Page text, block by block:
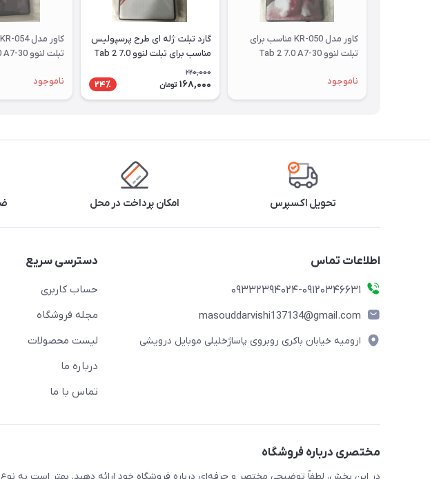
کاور مدل KR-050 مناسب برای
تبلت لنوو Tab 2 7.0 A7-30
ناموجود
گارد تبلت ژله ای طرح پرسپولیس
مناسب برای تبلت لنوو Tab 2 7.0
A7-30
220,000
168,000 تومان 24٪
تبلت لنوو Tab 2 7.0 A7-30
ناموجود
تحویل اکسپرس امکان پرداخت در محل
اطلاعات تماس
09332394024-09120346631
masouddarvishi137134@gmail.com
ارومیه خیابان باکری روبروی پاساژخلیلی موبایل درویشی
دسترسی سریع
حساب کاربری
مجله فروشگاه
لیست محصولات
درباره ما
تماس با ما
مختصری درباره فروشگاه